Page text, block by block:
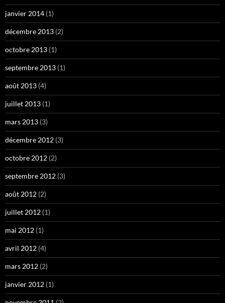
janvier 2014 (1)
décembre 2013 (2)
octobre 2013 (1)
septembre 2013 (1)
août 2013 (4)
juillet 2013 (1)
mars 2013 (3)
décembre 2012 (3)
octobre 2012 (2)
septembre 2012 (3)
août 2012 (2)
juillet 2012 (1)
mai 2012 (1)
avril 2012 (4)
mars 2012 (2)
janvier 2012 (1)